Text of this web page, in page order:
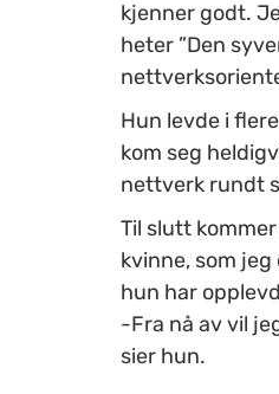
kjenner godt.
heter ”Den
Hun levde i
kom seg
nettverk rundt
Til slutt
kvinne, som
hun har
-Fra nå av vil
sier hun.